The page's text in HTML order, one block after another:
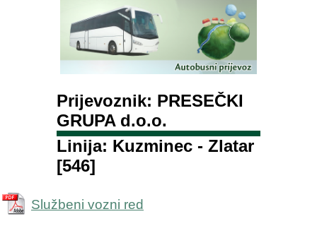
Prijevoznik: PRESEČKI
GRUPA d.o.o.
Linija: Kuzminec - Zlatar
[546]
Službeni vozni red